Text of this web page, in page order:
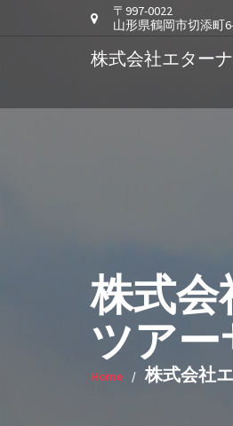
〒997-0022
山形県鶴岡市切添町
株式会社エター
株式
ツア
Home 株式会社